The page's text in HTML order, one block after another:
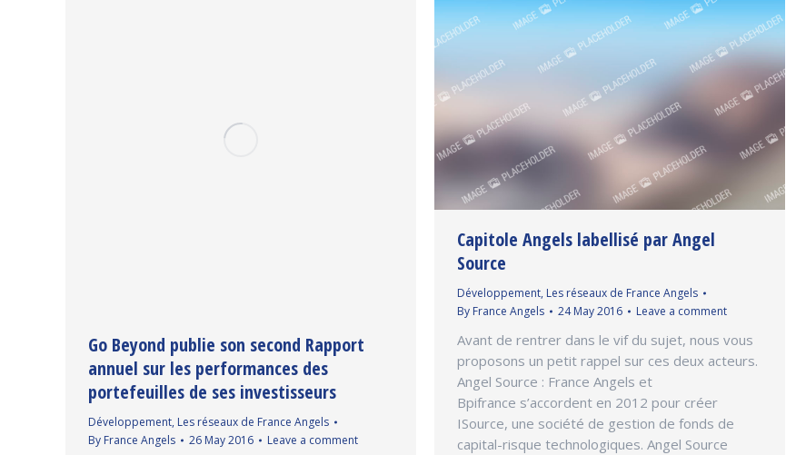
Go Beyond publie son second Rapport
annuel sur les performances des
portefeuilles de ses investisseurs
Développement, Les réseaux de France Angels
By France Angels 26 May 2016 Leave a comment
Capitole Angels labellisé par Angel
Source
Développement, Les réseaux de France Angels
By France Angels 24 May 2016 Leave a comment
Avant de rentrer dans le vif du sujet, nous vous
proposons un petit rappel sur ces deux acteurs.
Angel Source : France Angels et
Bpifrance s’accordent en 2012 pour créer
ISource, une société de gestion de fonds de
capital-risque technologiques. Angel Source